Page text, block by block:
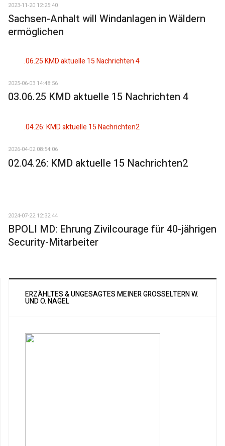
2023-11-20 12:25:40
Sachsen-Anhalt will Windanlagen in Wäldern
ermöglichen
2025-06-03 14:48:56
03.06.25 KMD aktuelle 15 Nachrichten 4
2026-04-02 08:54:06
02.04.26: KMD aktuelle 15 Nachrichten2
2024-07-22 12:32:44
BPOLI MD: Ehrung Zivilcourage für 40-jährigen
Security-Mitarbeiter
ERZÄHLTES & UNGESAGTES MEINER GROSSELTERN W. U
ND O. NAGEL